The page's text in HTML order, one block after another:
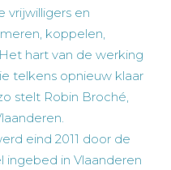
vrijwilligers en
koppelen,
hart van de werking
telkens opnieuw klaar
stelt Robin Broché,
eind 2011 door de
ingebed in Vlaanderen